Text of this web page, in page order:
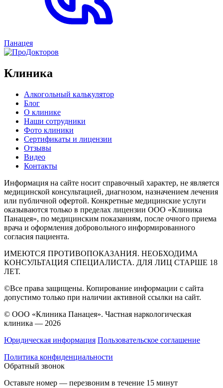
Панацея
Клиника
Алкогольный калькулятор
Блог
О клинике
Наши сотрудники
Фото клиники
Сертификаты и лицензии
Отзывы
Видео
Контакты
Информация на сайте носит справочный характер, не является
медицинской консультацией, диагнозом, назначением лечения
или публичной офертой. Конкретные медицинские услуги
оказываются только в пределах лицензии ООО «Клиника
Панацея», по медицинским показаниям, после очного приема
врача и оформления добровольного информированного
согласия пациента.
ИМЕЮТСЯ ПРОТИВОПОКАЗАНИЯ. НЕОБХОДИМА
КОНСУЛЬТАЦИЯ СПЕЦИАЛИСТА. ДЛЯ ЛИЦ СТАРШЕ 18
ЛЕТ.
©Все права защищены. Копирование информации с сайта
допустимо только при наличии активной ссылки на сайт.
© ООО «Клиника Панацея». Частная наркологическая
клиника — 2026
Юридическая информация Пользовательское соглашение
Политика конфиденциальности
Обратный звонок
Оставьте номер — перезвоним в течение 15 минут